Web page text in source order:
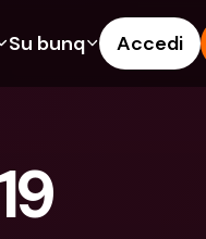
di Credito
estere e IBAN Esteri
Su bunq Accedi